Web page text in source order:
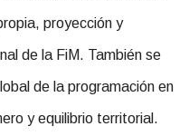
proyección y
de la FiM. También se
de la programación en
y equilibrio territorial.